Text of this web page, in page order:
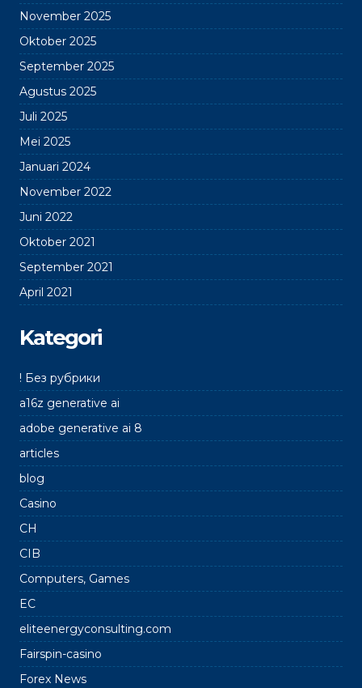
November 2025
Oktober 2025
September 2025
Agustus 2025
Juli 2025
Mei 2025
Januari 2024
November 2022
Juni 2022
Oktober 2021
September 2021
April 2021
Kategori
! Без рубрики
a16z generative ai
adobe generative ai 8
articles
blog
Casino
CH
CIB
Computers, Games
EC
eliteenergyconsulting.com
Fairspin-casino
Forex News